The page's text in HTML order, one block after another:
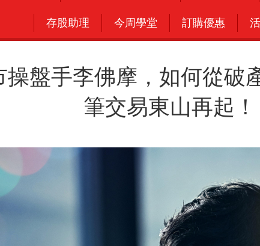
存股助理 今周學堂 訂購優惠
操盤手李佛摩，如何從破
筆交易東山再起！